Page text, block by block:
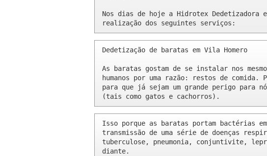
Nos dias de hoje a Hidrotex Dedetizadora
realização dos seguintes serviços:
Dedetização de baratas em Vila Homero
As baratas gostam de se instalar nos
humanos por uma razão: restos de comida.
para que já sejam um grande perigo para
(tais como gatos e cachorros).
Isso porque as baratas portam bactérias
transmissão de uma série de doenças
tuberculose, pneumonia, conjuntivite,
diante.